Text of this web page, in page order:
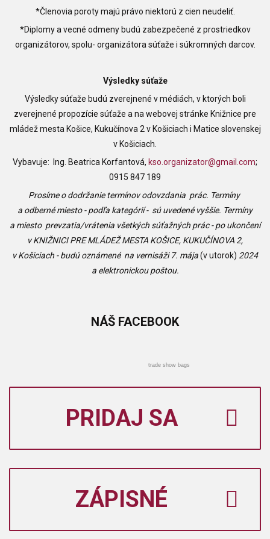
*Členovia poroty majú právo niektorú z cien neudeliť.
*Diplomy a vecné odmeny budú zabezpečené z prostriedkov
organizátorov, spolu- organizátora súťaže i súkromných darcov.
Výsledky súťaže
Výsledky súťaže budú zverejnené v médiách, v ktorých boli
zverejnené propozície súťaže a na webovej stránke Knižnice pre
mládež mesta Košice, Kukučínova 2 v Košiciach i Matice slovenskej
v Košiciach.
Vybavuje: Ing. Beatrica Korfantová, kso.organizator@gmail.com;
0915 847 189
Prosíme o dodržanie termínov odovzdania prác. Termíny
a odberné miesto - podľa kategórií - sú uvedené vyššie. Termíny
a miesto prevzatia/vrátenia všetkých súťažných prác - po ukončení
v KNIŽNICI PRE MLÁDEŽ MESTA KOŠICE, KUKUČÍNOVA 2,
v Košiciach - budú oznámené na vernisáži 7. mája(v utorok) 2024
a elektronickou poštou.
NÁŠ FACEBOOK
trade show bags
PRIDAJ SA
ZÁPISNÉ